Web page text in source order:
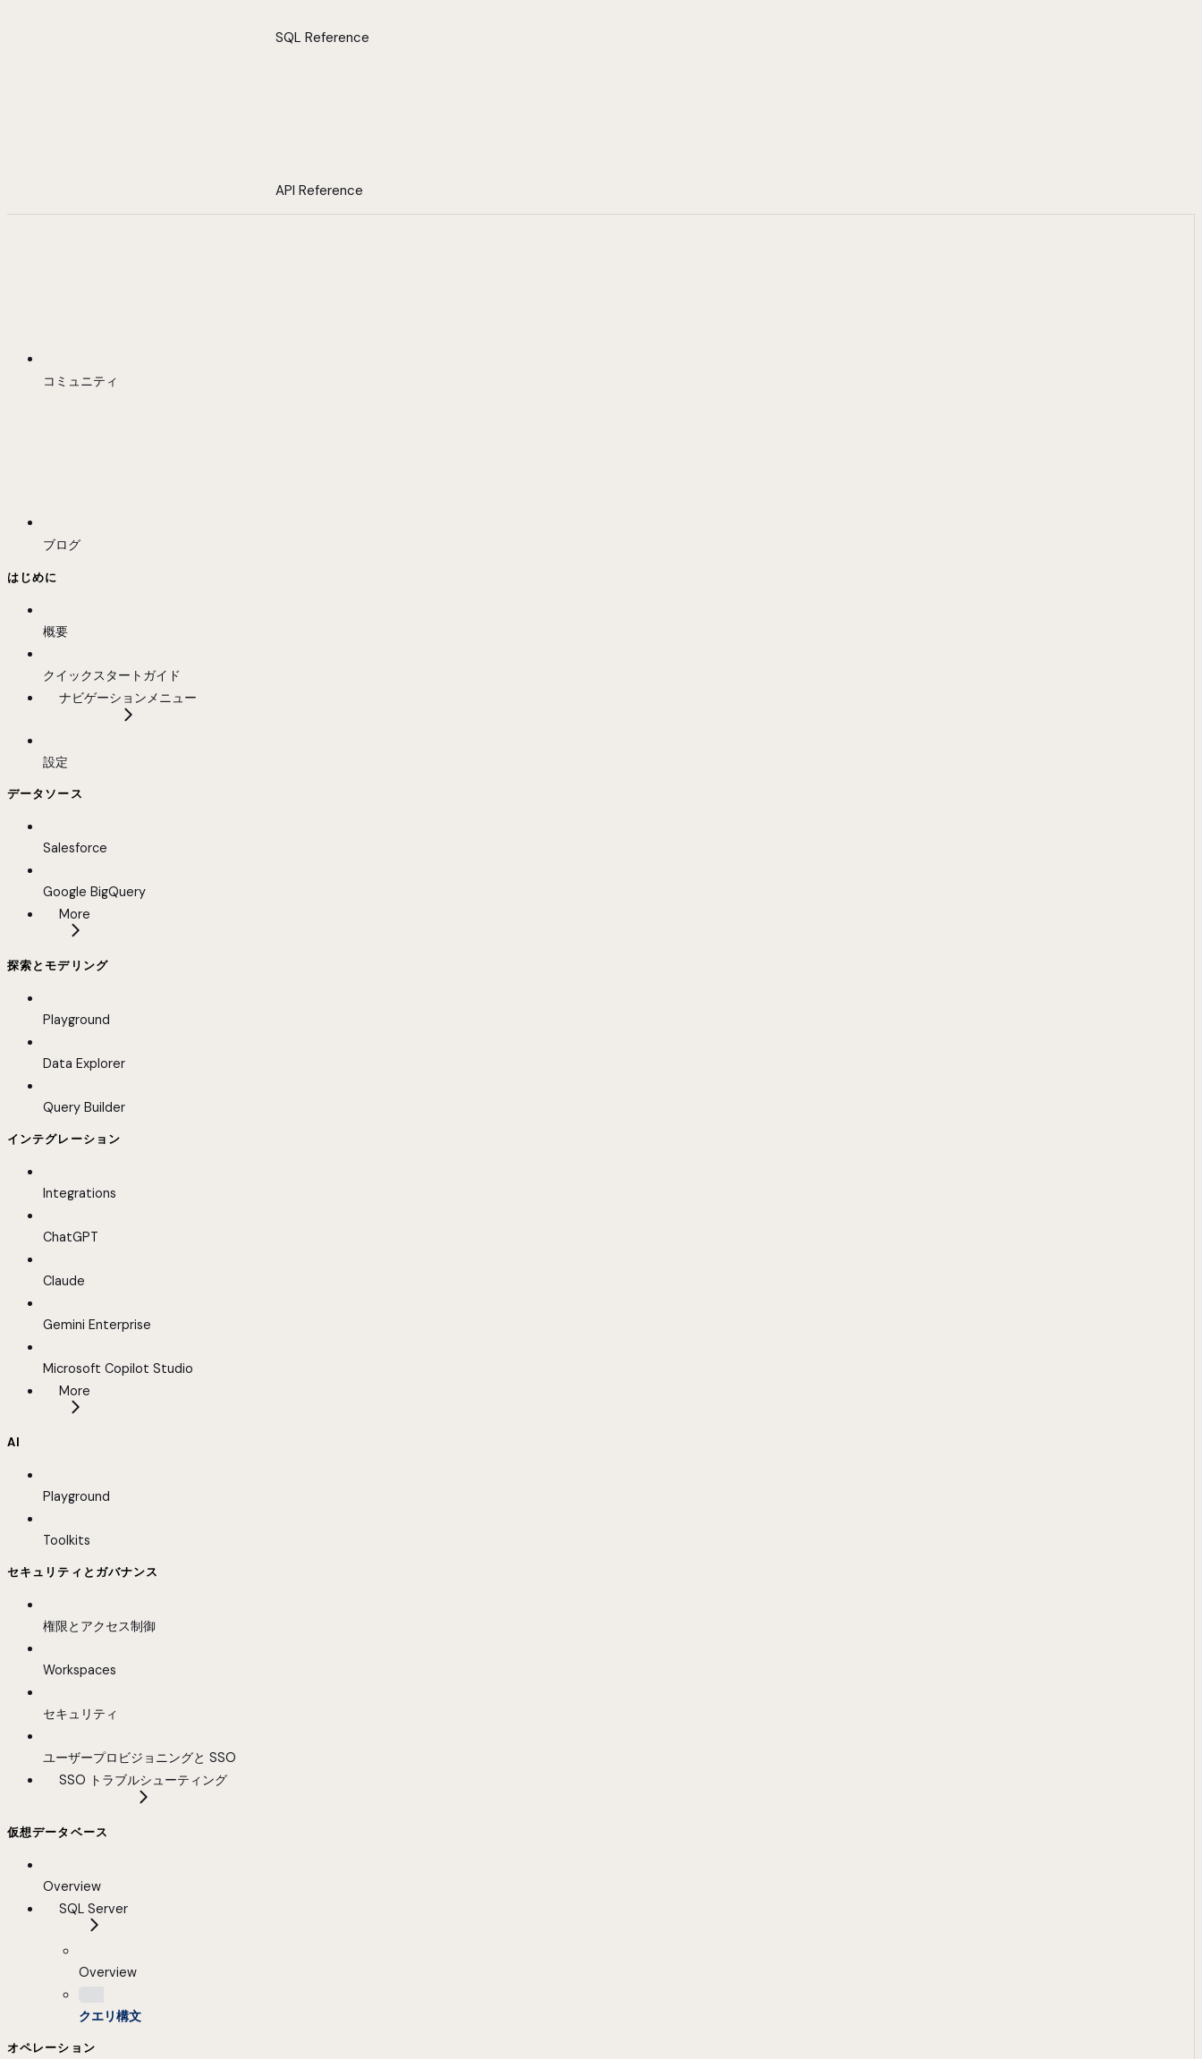
SQL Reference
API Reference
コミュニティ
ブログ
はじめに
概要
クイックスタートガイド
ナビゲーションメニュー
設定
データソース
Salesforce
Google BigQuery
More
探索とモデリング
Playground
Data Explorer
Query Builder
インテグレーション
Integrations
ChatGPT
Claude
Gemini Enterprise
Microsoft Copilot Studio
More
AI
Playground
Toolkits
セキュリティとガバナンス
権限とアクセス制御
Workspaces
セキュリティ
ユーザープロビジョニングと SSO
SSO トラブルシューティング
仮想データベース
Overview
SQL Server
Overview
クエリ構文
オペレーション